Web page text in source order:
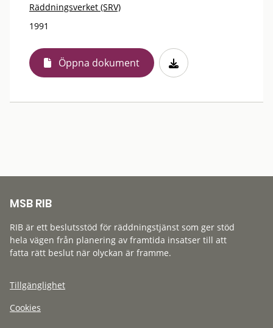
Räddningsverket (SRV)
1991
Öppna dokument
MSB RIB
RIB är ett beslutsstöd för räddningstjänst som ger stöd
hela vägen från planering av framtida insatser till att
fatta rätt beslut när olyckan är framme.
Tillgänglighet
Cookies